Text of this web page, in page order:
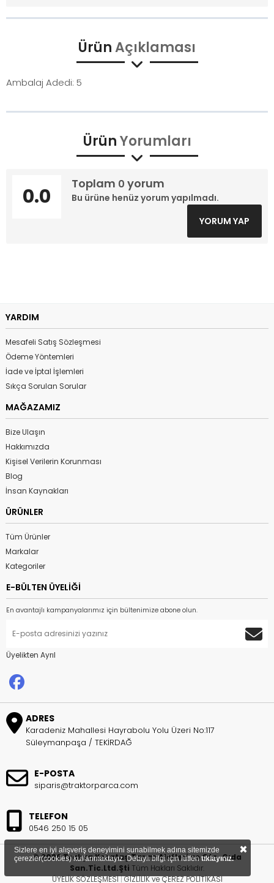
ÜrünAçıklaması
Ambalaj Adedi: 5
ÜrünYorumları
Toplam 0 yorum
Bu ürüne henüz yorum yapılmadı.
0.0
YORUM YAP
YARDIM
Mesafeli Satış Sözleşmesi
Ödeme Yöntemleri
İade ve İptal İşlemleri
Sıkça Sorulan Sorular
MAĞAZAMIZ
Bize Ulaşın
Hakkımızda
Kişisel Verilerin Korunması
Blog
İnsan Kaynakları
ÜRÜNLER
Tüm Ürünler
Markalar
Kategoriler
E-BÜLTEN ÜYELİĞİ
En avantajlı kampanyalarımız için bültenimize abone olun.
Üyelikten Ayrıl
ADRES
Karadeniz Mahallesi Hayrabolu Yolu Üzeri No:117
Süleymanpaşa / TEKİRDAĞ
E-POSTA
siparis@traktorparca.com
TELEFON
0546 250 15 05
© 2026 Trakya Karataş Tarım Aletleri ve Oto. Gıda
San.Tic.Ltd.Şti Tüm Hakları Saklıdır.
ÜYELİK SÖZLEŞMESİ|GİZLİLİK ve ÇEREZ POLİTİKASI
Sizlere en iyi alışveriş deneyimini sunabilmek adına sitemizde
çerezler(cookies) kullanmaktayız. Detaylı bilgi için lütfentıklayınız. ×